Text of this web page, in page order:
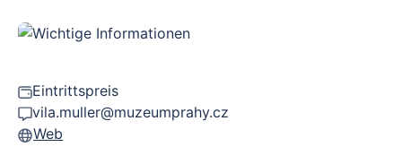
Eintrittspreis
vila.muller@muzeumprahy.cz
Web